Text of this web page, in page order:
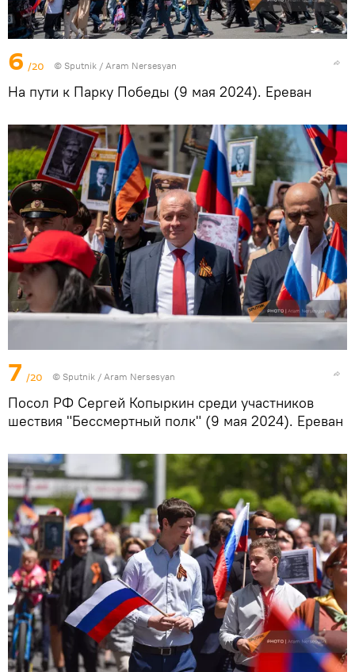
6 /20 © Sputnik / Aram Nersesyan
На пути к Парку Победы (9 мая 2024). Еревaн
7 /20 © Sputnik / Aram Nersesyan
Посол РФ Сергей Копыркин среди участников
шествия "Бессмертный полк" (9 мая 2024). Еревaн